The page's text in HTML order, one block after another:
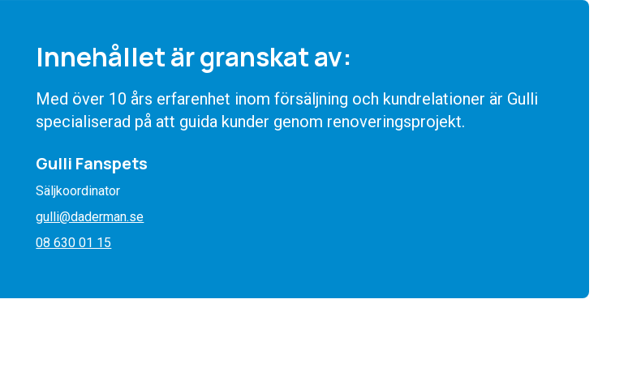
Innehållet är granskat av:
Med över 10 års erfarenhet inom försäljning och kundrelationer är Gulli
specialiserad på att guida kunder genom renoveringsprojekt.
Gulli Fanspets
Säljkoordinator
gulli@daderman.se
08 630 01 15